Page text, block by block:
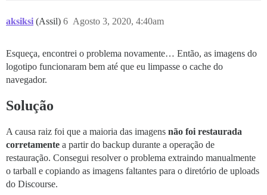
aksiksi (Assil) Agosto 3, 2020, 4:40am
6
Esqueça, encontrei o problema novamente… Então, as imagens do
logotipo funcionaram bem até que eu limpasse o cache do
navegador.
Solução
A causa raiz foi que a maioria das imagens não foi restaurada
corretamente a partir do backup durante a operação de
restauração. Consegui resolver o problema extraindo manualmente
o tarball e copiando as imagens faltantes para o diretório de uploads
do Discourse.